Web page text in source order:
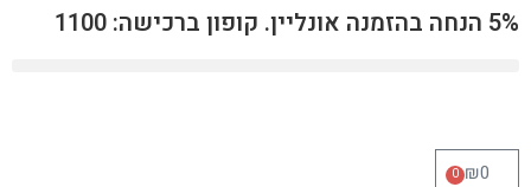
5% הנחה בהזמנה אונליין. קופון ברכישה: 1100
₪0
0